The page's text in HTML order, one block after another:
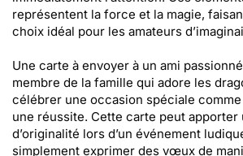
représentent la force et la magie,
choix idéal pour les amateurs
Une carte à envoyer à un ami
membre de la famille qui adore les
célébrer une occasion spéciale
une réussite. Cette carte peut apporter
d’originalité lors d’un événement
simplement exprimer des vœux de